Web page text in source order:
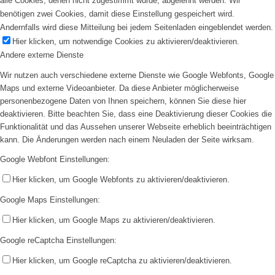
benötigen zwei Cookies, damit diese Einstellung gespeichert wird.
Andernfalls wird diese Mitteilung bei jedem Seitenladen eingeblendet werden.
Hier klicken, um notwendige Cookies zu aktivieren/deaktivieren.
Andere externe Dienste
Wir nutzen auch verschiedene externe Dienste wie Google Webfonts, Google
Maps und externe Videoanbieter. Da diese Anbieter möglicherweise
personenbezogene Daten von Ihnen speichern, können Sie diese hier
deaktivieren. Bitte beachten Sie, dass eine Deaktivierung dieser Cookies die
Funktionalität und das Aussehen unserer Webseite erheblich beeinträchtigen
kann. Die Änderungen werden nach einem Neuladen der Seite wirksam.
Google Webfont Einstellungen:
Hier klicken, um Google Webfonts zu aktivieren/deaktivieren.
Google Maps Einstellungen:
Hier klicken, um Google Maps zu aktivieren/deaktivieren.
Google reCaptcha Einstellungen:
Hier klicken, um Google reCaptcha zu aktivieren/deaktivieren.